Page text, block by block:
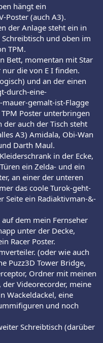
hängt ein
Poster (auch A3).
der Anlage steht ein in
und oben im
TPM.
Bett, momentan mit Star
die von E I finden.
und an der einen
durch-eine-
gemalt-ist-Flagge
Poster unterbringen
auch der Tisch steht
A3) Amidala, Obi-Wan
Darth Maul.
in der Ecke,
ein Zelda- und ein
an einer der unteren
das coole Turok-geht-
Seite ein Radiaktivman-&-
dem mein Fernseher
unter der Decke,
Racer Poster.
(oder wie auch
Puzz3D Tower Bridge,
Ordner mit meinen
Videorecorder, meine
Wackeldackel, eine
und noch
Schreibtisch (darüber